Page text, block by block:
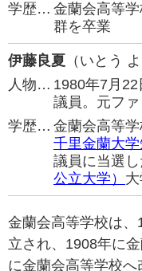
学歴… 金蘭会高等
群を卒業
伊藤良夏 （いとう
人物… 1980年7月
議員。元ファ
学歴… 金蘭会高等
千里金蘭大学
議員に当選し
公立大学）
金蘭会高等学校は
立され、1908年に
に金蘭会高等学校